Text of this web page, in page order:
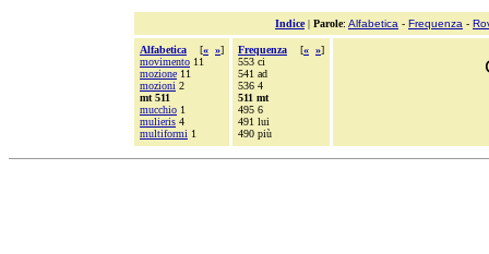
Indice| Parole: Alfabetica - Frequenza -
Alfabetica [« »]
movimento 11
mozione 11
mozioni 2
mt 511
mucchio 1
mulieris 4
multiformi 1
Frequenza [« »]
553 ci
541 ad
536 4
511 mt
495 6
491 lui
490 più